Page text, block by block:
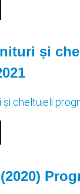
și